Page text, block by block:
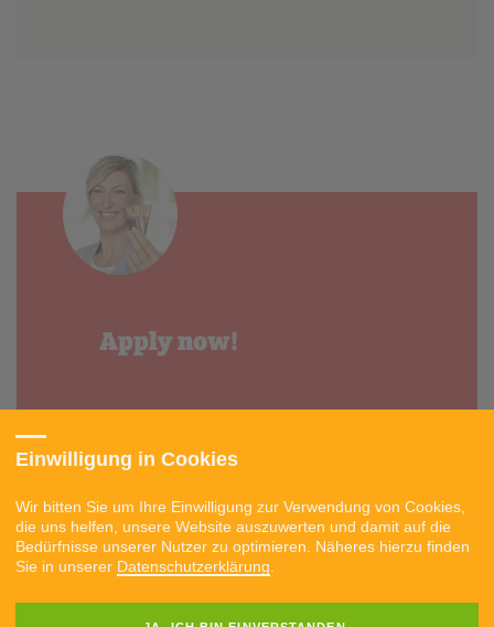
Einwilligung in Cookies
Wir bitten Sie um Ihre Einwilligung zur Verwendung von Cookies,
die uns helfen, unsere Website auszuwerten und damit auf die
Bedürfnisse unserer Nutzer zu optimieren. Näheres hierzu finden
Sie in unserer Datenschutzerklärung
Apply now!
APPLY